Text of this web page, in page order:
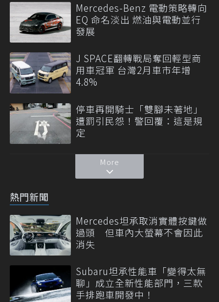
Mercedes-Benz 電動策略轉向
EQ 命名淡出 燃油與電動並行
發展
J SPACE翻轉戰局奪回輕型商
用車冠軍 台灣2月車市年增
4.8%
停車再開騎士「雙腳未著地」
遭罰引民怨！警回覆：這是規
定
More
熱門新聞
Mercedes坦承取消實體按鍵做
過頭 但車內大螢幕不會因此
消失
Subaru坦承性能車「變得太無
聊」成立全新性能部門，三款
手排跑車開發中！